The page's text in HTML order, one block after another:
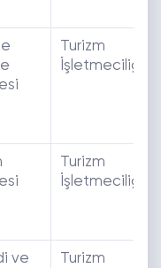
Turizm
İşletmeciliği
Turizm
İşletmeciliği
ve
Turizm